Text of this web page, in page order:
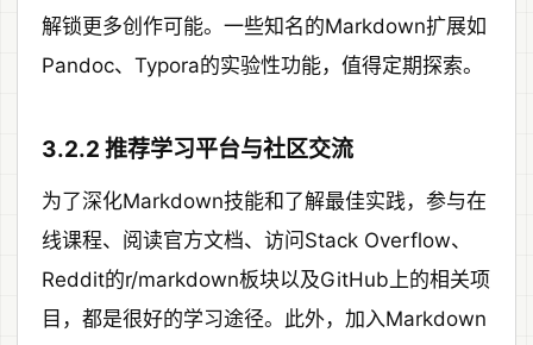
解锁更多创作可能。一些知名的Markdown扩展如
Pandoc、Typora的实验性功能，值得定期探索。
3.2.2 推荐学习平台与社区交流
为了深化Markdown技能和了解最佳实践，参与在
线课程、阅读官方文档、访问Stack Overflow、
Reddit的r/markdown板块以及GitHub上的相关项
目，都是很好的学习途径。此外，加入Markdown